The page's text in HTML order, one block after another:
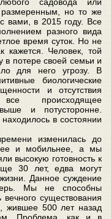
но то же
вами, в 2015 году. Все
разного вида
время суток. Но не
кажется. Человек, той
потере своей семьи и
для него угрозу. В
биологические
и отсутствия
происходящее
и потусторонне.
в состоянии
изменилась до
и мобильнее, а мы
высокую готовность к
30 лет, едва могут
Данное суждение
Мы не способны
существования
жившее 500 лет назад